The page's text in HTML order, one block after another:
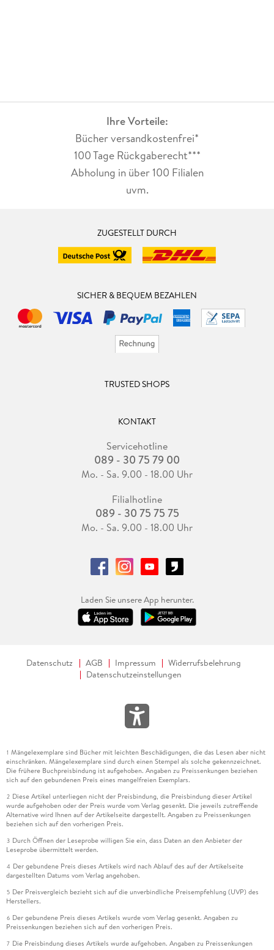
Ihre Vorteile:
Bücher versandkostenfrei*
100 Tage Rückgaberecht***
Abholung in über 100 Filialen
uvm.
ZUGESTELLT DURCH
SICHER & BEQUEM BEZAHLEN
TRUSTED SHOPS
KONTAKT
Servicehotline
089 - 30 75 79 00
Mo. - Sa. 9.00 - 18.00 Uhr
Filialhotline
089 - 30 75 75 75
Mo. - Sa. 9.00 - 18.00 Uhr
Laden Sie unsere App herunter.
Datenschutz AGB Impressum
Widerrufsbelehrung
Datenschutzeinstellungen
1 Mängelexemplare sind Bücher mit leichten Beschädigungen, die das Lesen aber nicht
einschränken. Mängelexemplare sind durch einen Stempel als solche gekennzeichnet.
Die frühere Buchpreisbindung ist aufgehoben. Angaben zu Preissenkungen beziehen
sich auf den gebundenen Preis eines mangelfreien Exemplars.
2 Diese Artikel unterliegen nicht der Preisbindung, die Preisbindung dieser Artikel
wurde aufgehoben oder der Preis wurde vom Verlag gesenkt. Die jeweils zutreffende
Alternative wird Ihnen auf der Artikelseite dargestellt. Angaben zu Preissenkungen
beziehen sich auf den vorherigen Preis.
3 Durch Öffnen der Leseprobe willigen Sie ein, dass Daten an den Anbieter der
Leseprobe übermittelt werden.
4 Der gebundene Preis dieses Artikels wird nach Ablauf des auf der Artikelseite
dargestellten Datums vom Verlag angehoben.
5 Der Preisvergleich bezieht sich auf die unverbindliche Preisempfehlung (UVP) des
Herstellers.
6 Der gebundene Preis dieses Artikels wurde vom Verlag gesenkt. Angaben zu
Preissenkungen beziehen sich auf den vorherigen Preis.
7 Die Preisbindung dieses Artikels wurde aufgehoben. Angaben zu Preissenkungen